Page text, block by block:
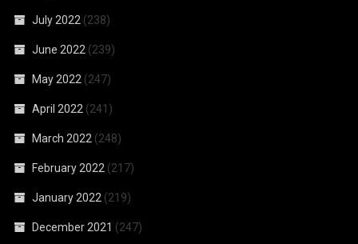
July 2022 (238)
June 2022 (239)
May 2022 (247)
April 2022 (241)
March 2022 (248)
February 2022 (217)
January 2022 (219)
December 2021 (247)